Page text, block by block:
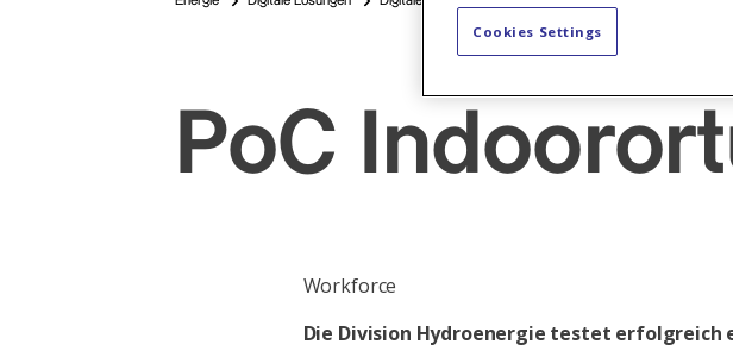
PoC
Workforce
Die Division Hydroenergie testet erfolgreich
Cookies Settings